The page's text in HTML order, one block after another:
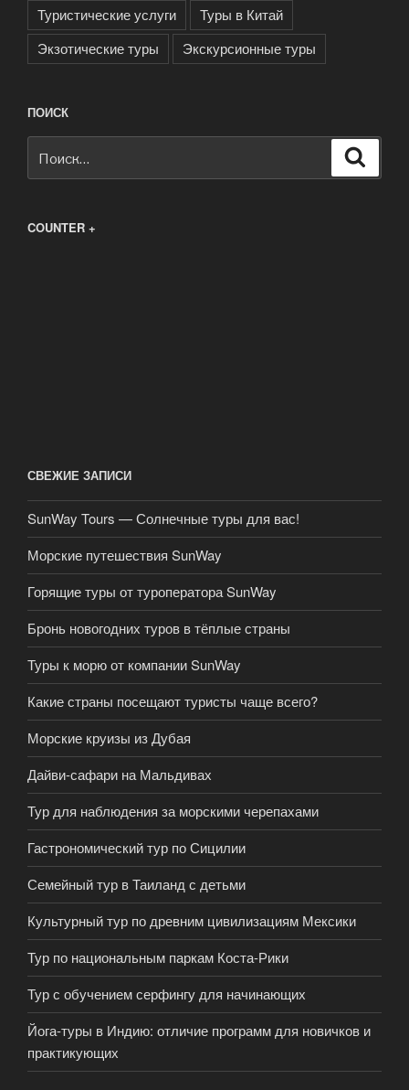
Туристические услуги
Туры в Китай
Экзотические туры
Экскурсионные туры
ПОИСК
COUNTER +
СВЕЖИЕ ЗАПИСИ
SunWay Tours — Солнечные туры для вас!
Морские путешествия SunWay
Горящие туры от туроператора SunWay
Бронь новогодних туров в тёплые страны
Туры к морю от компании SunWay
Какие страны посещают туристы чаще всего?
Морские круизы из Дубая
Дайви-сафари на Мальдивах
Тур для наблюдения за морскими черепахами
Гастрономический тур по Сицилии
Семейный тур в Таиланд с детьми
Культурный тур по древним цивилизациям Мексики
Тур по национальным паркам Коста-Рики
Тур с обучением серфингу для начинающих
Йога-туры в Индию: отличие программ для новичков и
практикующих